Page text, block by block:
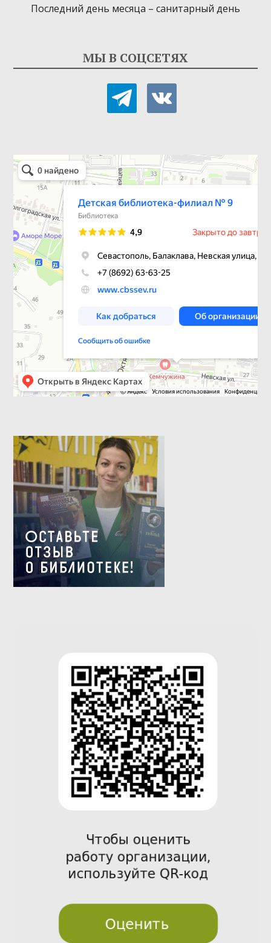
Последний день месяца – санитарный день
МЫ В СОЦСЕТЯХ
telegramvkontakte
Детская библиотека-филиал № 9
Библиотека в Севастополе